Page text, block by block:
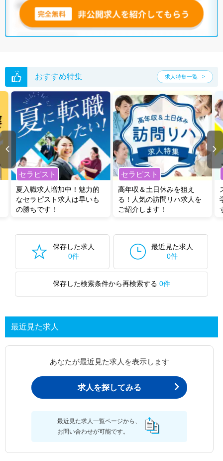
おすすめ特集 求人特集一覧
セラピスト
夏入職求人増加中！魅力的
なセラピスト求人は早いも
の勝ちです！
セラピスト
高年収＆土日休みを狙え
る！人気の訪問リハ求人を
ご紹介します！
保存した求人
0件
最近見た求人
0件
保存した検索条件から再検索する 0件
最近見た求人
あなたが最近見た求人を表示します
求人を探してみる
最近見た求人一覧ページから、
お問い合わせが可能です。